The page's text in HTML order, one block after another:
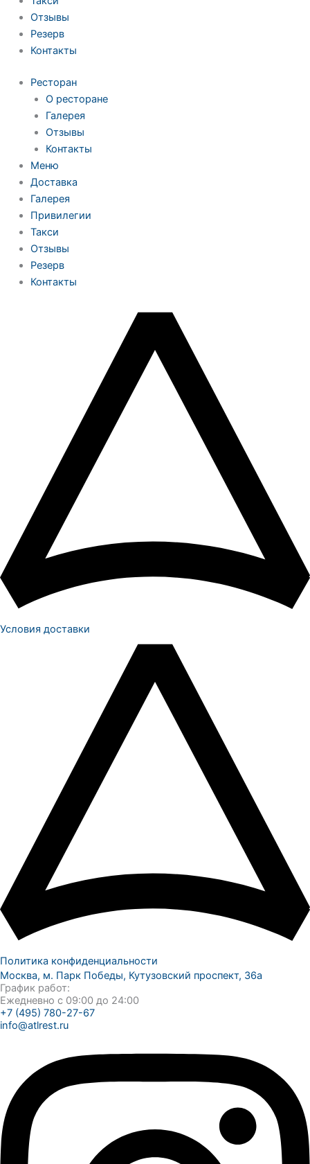
Отзывы
Резерв
Контакты
Ресторан
О ресторане
Галерея
Отзывы
Контакты
Меню
Доставка
Галерея
Привилегии
Такси
Отзывы
Резерв
Контакты
Условия доставки
Политика конфиденциальности
Москва, м. Парк Победы, Кутузовский проспект, 36а
График работ:
Ежедневно с 09:00 до 24:00
+7 (495) 780-27-67
info@atlrest.ru